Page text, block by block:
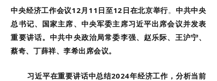
中央经济工作会议12月11日至12日在北京举行。 中共中央
总书记、国家主席、中央军委主席习近平出席会议并发表
重要讲话。中共中央政治局常委李强、赵乐际、王沪宁、
蔡奇、丁薛祥、李希出席会议。
习近平在重要讲话中总结2024年经济工作，分析当前